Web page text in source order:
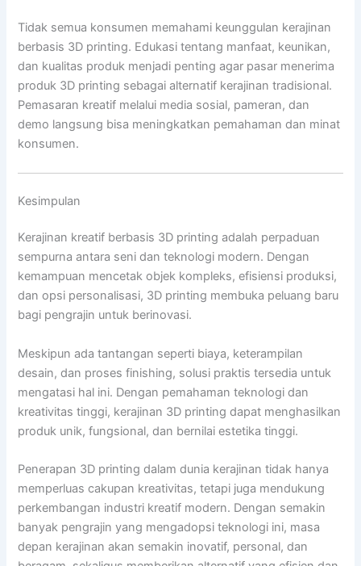
Tidak semua konsumen memahami keunggulan kerajinan
berbasis 3D printing. Edukasi tentang manfaat, keunikan,
dan kualitas produk menjadi penting agar pasar menerima
produk 3D printing sebagai alternatif kerajinan tradisional.
Pemasaran kreatif melalui media sosial, pameran, dan
demo langsung bisa meningkatkan pemahaman dan minat
konsumen.
Kesimpulan
Kerajinan kreatif berbasis 3D printing adalah perpaduan
sempurna antara seni dan teknologi modern. Dengan
kemampuan mencetak objek kompleks, efisiensi produksi,
dan opsi personalisasi, 3D printing membuka peluang baru
bagi pengrajin untuk berinovasi.
Meskipun ada tantangan seperti biaya, keterampilan
desain, dan proses finishing, solusi praktis tersedia untuk
mengatasi hal ini. Dengan pemahaman teknologi dan
kreativitas tinggi, kerajinan 3D printing dapat menghasilkan
produk unik, fungsional, dan bernilai estetika tinggi.
Penerapan 3D printing dalam dunia kerajinan tidak hanya
memperluas cakupan kreativitas, tetapi juga mendukung
perkembangan industri kreatif modern. Dengan semakin
banyak pengrajin yang mengadopsi teknologi ini, masa
depan kerajinan akan semakin inovatif, personal, dan